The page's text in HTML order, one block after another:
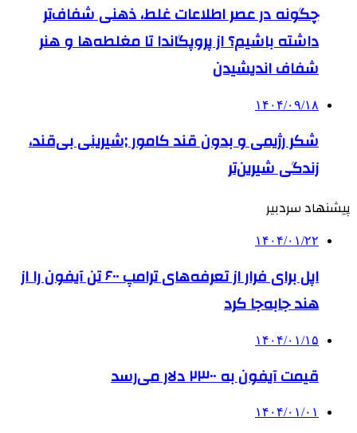
چگونه در عصر اطلاعات غلط، ذهنی شفاف‌تر
داشته باشیم؟ از پروپگاندا تا مغلطه‌ها و هنر
شفاف اندیشیدن
۱۴۰۴/۰۹/۱۸
شکر رژیمی و بدون قند کامور ;شیرینی بی‌قند،
زندگی شیرین‌تر
پیشنهاد سردبیر
۱۴۰۴/۰۱/۲۲
اپل برای فرار از تعرفه‌های ترامپ ۶۰۰ تن آیفون را از
هند جابه‌جا کرد
۱۴۰۴/۰۱/۱۵
قیمت آیفون به ۲۳۰۰ دلار می‌رسد
۱۴۰۴/۰۱/۰۱